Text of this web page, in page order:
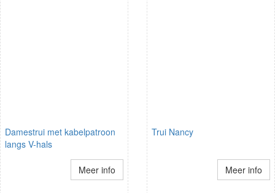
Damestrui met kabelpatroon
langs V-hals
Meer info
Trui Nancy
Meer info